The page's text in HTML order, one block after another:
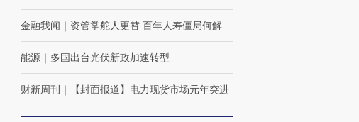
金融我闻 ｜ 资管掌舵人更替 百年人寿僵局何解
能源 ｜ 多国出台光伏新政加速转型
财新周刊 ｜ 【封面报道】电力现货市场元年突进